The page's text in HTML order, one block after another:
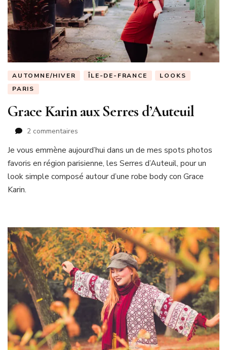
AUTOMNE/HIVER ÎLE-DE-FRANCE
LOOKS
PARIS
Grace Karin aux Serres d’Auteuil
2 commentaires
Karin
aux
Serres
Je vous emmène aujourd’hui dans un de mes spots photos
favoris en région parisienne, les Serres d’Auteuil, pour un
look simple composé autour d’une robe body con Grace
Karin.